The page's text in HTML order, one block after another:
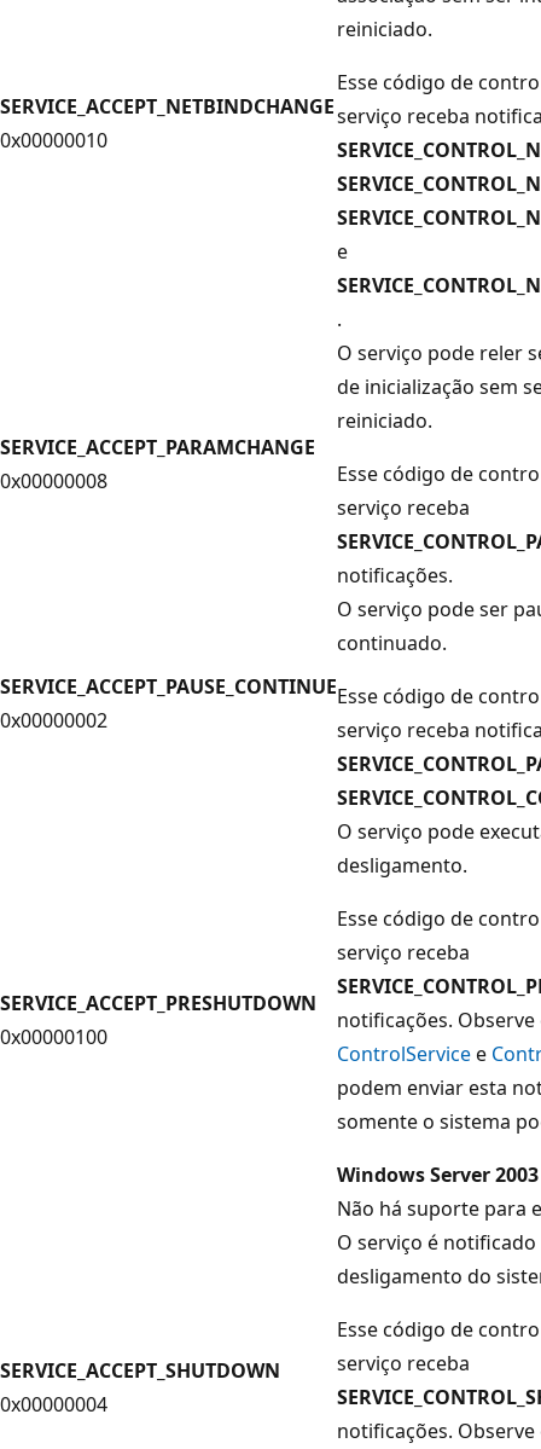
SERVICE_ACCEPT_NETBINDCHANGE
0x00000010
reiniciado.
Esse código de
serviço receba
e
.
SERVICE_ACCEPT_PARAMCHANGE
0x00000008
O serviço pode reler
de inicialização sem
reiniciado.
Esse código de
serviço receba
notificações.
SERVICE_ACCEPT_PAUSE_CONTINUE
0x00000002
O serviço pode ser
continuado.
Esse código de
serviço receba
SERVICE_ACCEPT_PRESHUTDOWN
0x00000100
O serviço pode
desligamento.
Esse código de
serviço receba
notificações. Observe
ControlServicee
podem enviar esta
somente o sistema
Windows Server
Não há suporte para
SERVICE_ACCEPT_SHUTDOWN
0x00000004
O serviço é
desligamento do
Esse código de
serviço receba
notificações. Observe